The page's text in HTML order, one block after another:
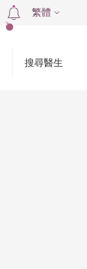
搜尋醫生
2
繁體